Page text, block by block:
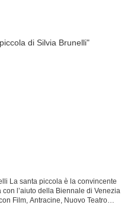
La santa piccola è la convincente
l’aiuto della Biennale di Venezia
Film, Antracine, Nuovo Teatro